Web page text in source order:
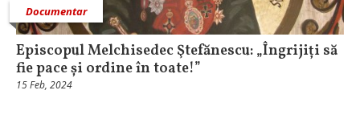
Documentar
Episcopul Melchisedec Ştefănescu: „Îngrijiți să
fie pace și ordine în toate!”
15 Feb, 2024